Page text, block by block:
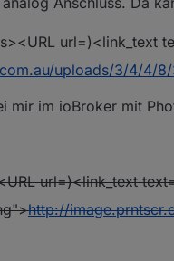
url=)<link_text
uploads/3/4/4/8/
mir im ioBroker mit
url=)<link_text
http://